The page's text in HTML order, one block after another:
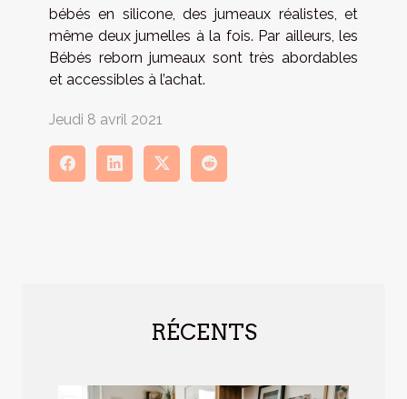
bébés en silicone, des jumeaux réalistes, et
même deux jumelles à la fois. Par ailleurs, les
Bébés reborn jumeaux sont très abordables
et accessibles à l’achat.
Jeudi 8 avril 2021
RÉCENTS